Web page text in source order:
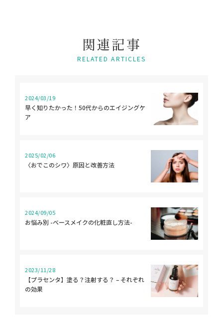
関連記事
RELATED ARTICLES
2024/03/19
早く知りたかった！50代からのエイジングケ
ア
2025/02/06
〈おでこのシワ〉原因と改善方法
2024/09/05
お悩み別 -ベースメイクの化粧直し方法-
2023/11/28
【プラセンタ】塗る？注射する？ – それぞれ
の効果